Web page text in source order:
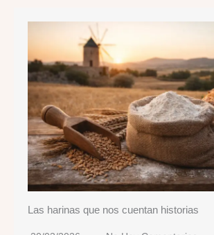
Las harinas que nos cuentan historias